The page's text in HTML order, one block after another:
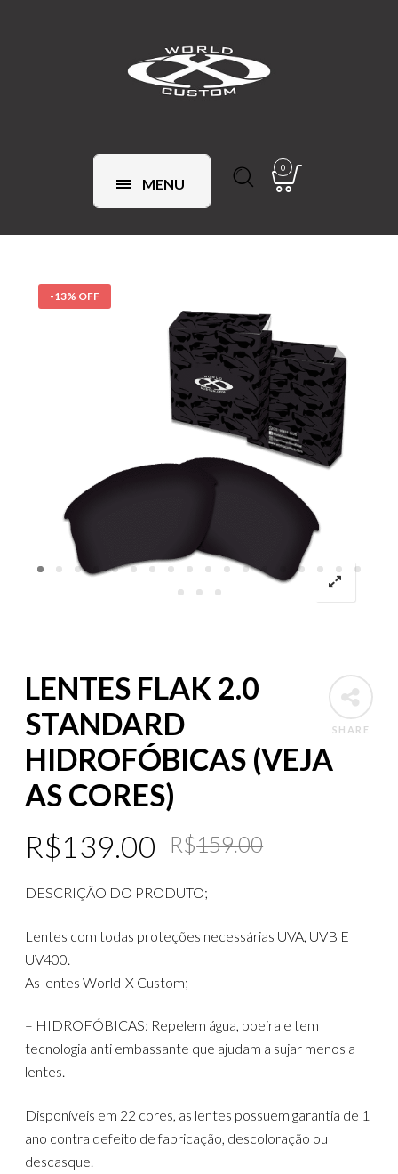
MENU
0
-13% OFF
SHARE
LENTES FLAK 2.0
STANDARD
HIDROFÓBICAS (VEJA
AS CORES)
R$159.00Original
R$139.00
Current
DESCRIÇÃO DO PRODUTO;
Lentes com todas proteções necessárias UVA, UVB E
UV400.
As lentes World-X Custom;
– HIDROFÓBICAS: Repelem água, poeira e tem
tecnologia anti embassante que ajudam a sujar menos a
lentes.
Disponíveis em 22 cores, as lentes possuem garantia de 1
ano contra defeito de fabricação, descoloração ou
descasque.